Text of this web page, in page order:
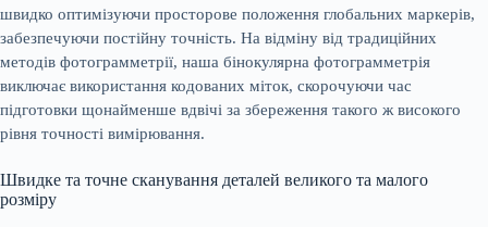
швидко оптимізуючи просторове положення глобальних маркерів,
забезпечуючи постійну точність. На відміну від традиційних
методів фотограмметрії, наша бінокулярна фотограмметрія
виключає використання кодованих міток, скорочуючи час
підготовки щонайменше вдвічі за збереження такого ж високого
рівня точності вимірювання.
Швидке та точне сканування деталей великого та малого
розміру